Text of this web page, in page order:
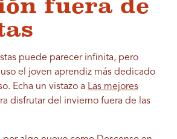
fuera de
puede parecer infinita, pero
el joven aprendiz más dedicado
Echa un vistazo a Las mejores
disfrutar del invierno fuera de las